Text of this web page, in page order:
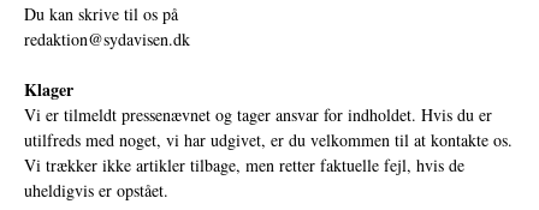
Du kan skrive til os på
redaktion@sydavisen.dk
Klager
Vi er tilmeldt pressenævnet og tager ansvar for indholdet. Hvis du er
utilfreds med noget, vi har udgivet, er du velkommen til at kontakte os.
Vi trækker ikke artikler tilbage, men retter faktuelle fejl, hvis de
uheldigvis er opstået.